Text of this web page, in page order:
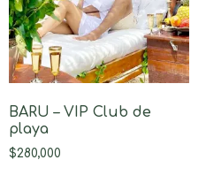
BARU – VIP Club de
playa
$280,000